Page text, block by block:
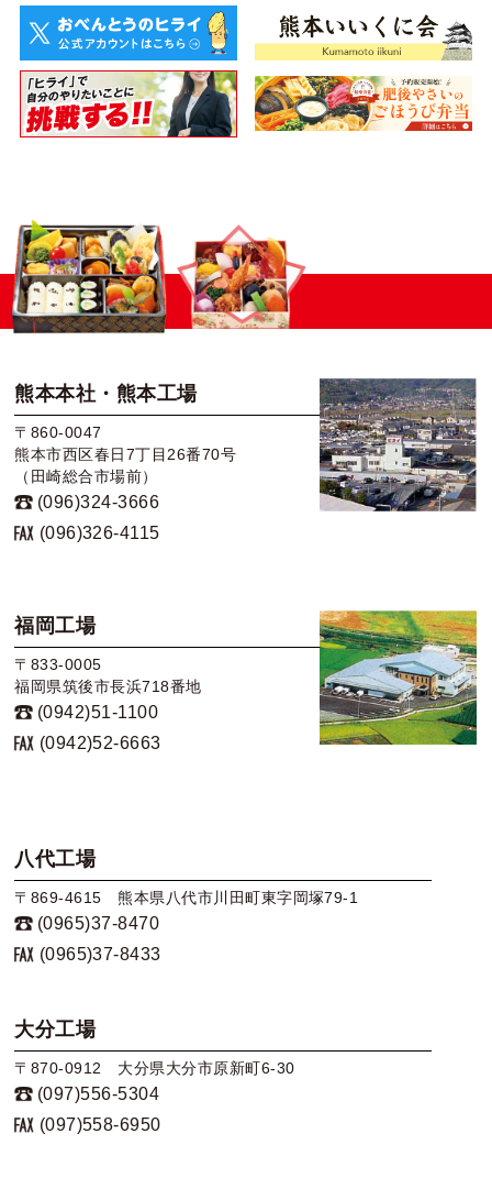
熊本本社・熊本工場
〒860-0047
熊本市西区春日7丁目26番70号
（田崎総合市場前）
(096)324-3666
(096)326-4115
福岡工場
〒833-0005
福岡県筑後市長浜718番地
(0942)51-1100
(0942)52-6663
八代工場
〒869-4615 熊本県八代市川田町東字岡塚79-1
(0965)37-8470
(0965)37-8433
大分工場
〒870-0912 大分県大分市原新町6-30
(097)556-5304
(097)558-6950